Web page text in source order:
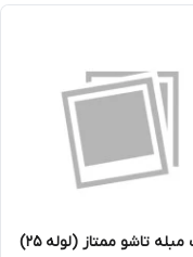
توالت مبله تاشو ممتاز (لوله 25)